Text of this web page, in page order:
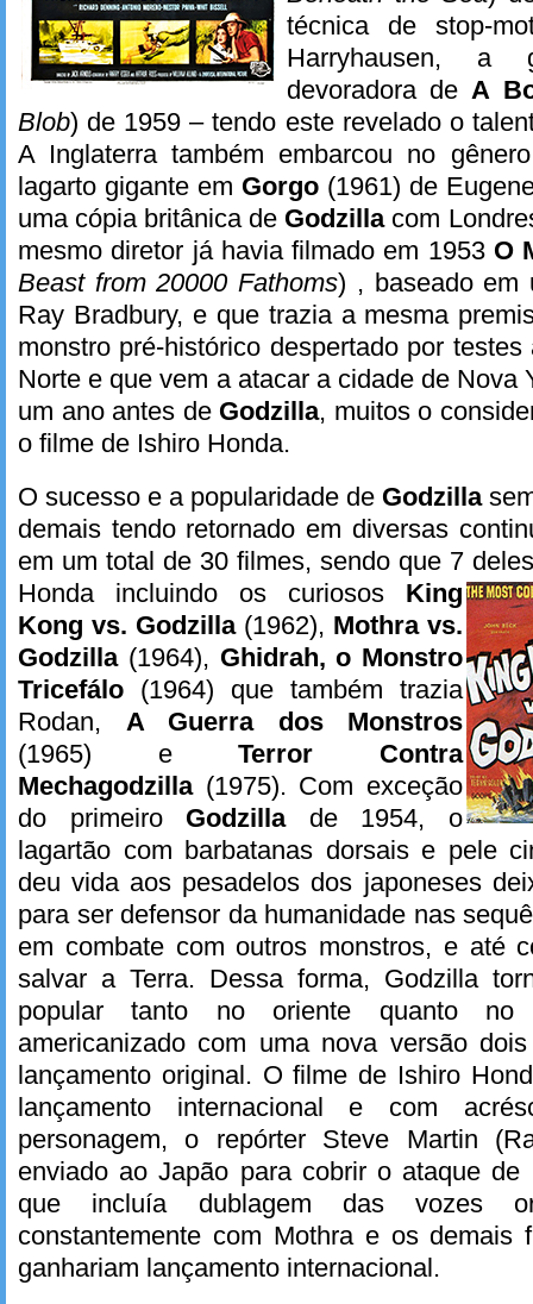
técnica de stop-
Harryhausen, a
devoradora deA
Blob) de 1959 – tendo este revelado o
A Inglaterra também embarcou no
lagarto gigante em Gorgo (1961) de
uma cópia britânica de Godzillacom
mesmo diretor já havia filmado em 1953 O
Beast from 20000 Fathoms) , baseado em
Ray Bradbury, e que trazia a mesma
monstro pré-histórico despertado por
Norte e que vem a atacar a cidade de Nova
um ano antes de Godzilla, muitos o
o filme de Ishiro Honda.
O sucesso e a popularidade de Godzilla
demais tendo retornado em diversas
em um total de 30 filmes, sendo que 7
Honda incluindo os curiosos King
Kong vs. Godzilla(1962), Mothra vs.
Godzilla(1964), Ghidrah, o Monstro
Tricefálo (1964) que também trazia
Rodan, A Guerra dos Monstros
(1965) eTerror Contra
Mechagodzilla(1975). Com exceção
do primeiro Godzillade 1954, o
lagartão com barbatanas dorsais e pele
deu vida aos pesadelos dos japoneses
para ser defensor da humanidade nas
em combate com outros monstros, e até
salvar a Terra. Dessa forma, Godzilla
popular tanto no oriente quanto no
americanizado com uma nova versão
lançamento original. O filme de Ishiro
lançamento internacional e com
personagem, o repórter Steve Martin
enviado ao Japão para cobrir o ataque de
que incluía dublagem das vozes
constantemente com Mothra e os demais
ganhariam lançamento internacional.